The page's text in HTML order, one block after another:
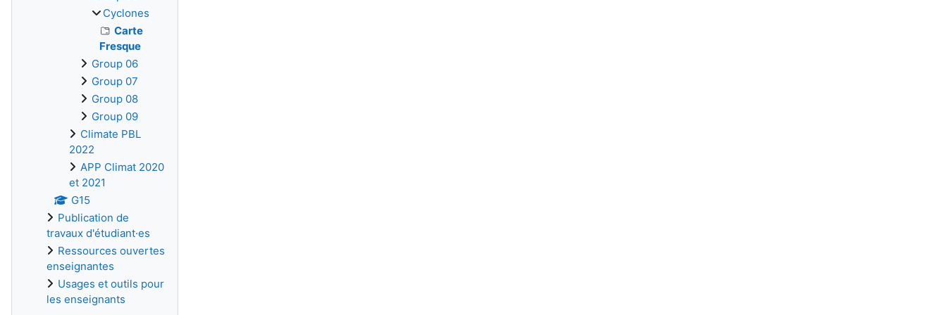
Cyclones
Carte
Fresque
Group 06
Group 07
Group 08
Group 09
Climate PBL
2022
APP Climat 2020
et 2021
G15
Publication de
travaux d'étudiant·es
Ressources ouvertes
enseignantes
Usages et outils pour
les enseignants